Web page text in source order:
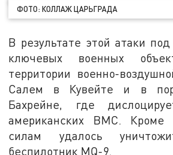
ФОТО: КОЛЛАЖ ЦАРЬГРАДА
В результате этой атаки
ключевых военных
территории военно-
Салем в Кувейте и в
Бахрейне, где
американских ВМС. Кроме
силам удалось
беспилотник MQ-9.